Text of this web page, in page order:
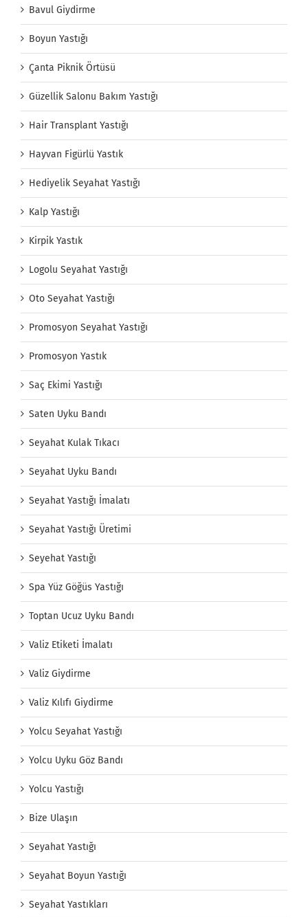
Bavul Giydirme
Boyun Yastığı
Çanta Piknik Örtüsü
Güzellik Salonu Bakım Yastığı
Hair Transplant Yastığı
Hayvan Figürlü Yastık
Hediyelik Seyahat Yastığı
Kalp Yastığı
Kirpik Yastık
Logolu Seyahat Yastığı
Oto Seyahat Yastığı
Promosyon Seyahat Yastığı
Promosyon Yastık
Saç Ekimi Yastığı
Saten Uyku Bandı
Seyahat Kulak Tıkacı
Seyahat Uyku Bandı
Seyahat Yastığı İmalatı
Seyahat Yastığı Üretimi
Seyehat Yastığı
Spa Yüz Göğüs Yastığı
Toptan Ucuz Uyku Bandı
Valiz Etiketi İmalatı
Valiz Giydirme
Valiz Kılıfı Giydirme
Yolcu Seyahat Yastığı
Yolcu Uyku Göz Bandı
Yolcu Yastığı
Bize Ulaşın
Seyahat Yastığı
Seyahat Boyun Yastığı
Seyahat Yastıkları